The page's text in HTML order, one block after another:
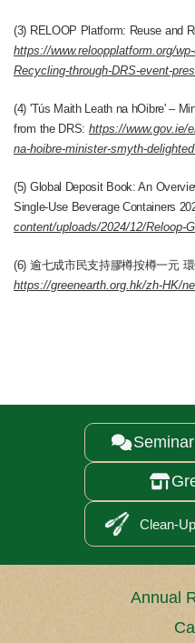
(3) RELOOP Platform: Reuse and
https://www.reloopplatform.org/
Recycling-through-DRS-event-
(4) 'Tús Maith Leath na hOibre' –
from the DRS: https://www.gov.ie/
na-hoibre-minister-smyth-
(5) Global Deposit Book: An
Single-Use Beverage Containers
content/uploads/2024/12/Reloop-
(6) 逾七成市民支持膠樽按樽一元
https://greenearth.org.hk/zh-HK/


Clean-
Annual